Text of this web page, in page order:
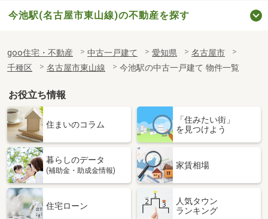
今池駅(名古屋市東山線)の不動産を探す
goo住宅・不動産 中古一戸建て 愛知県
名古屋市
千種区
名古屋市東山線 今池駅の中古一戸建て 物件一覧
お役立ち情報
住まいのコラム
「住みたい街」
を見つけよう
暮らしのデータ
(補助金・助成金情報)
家賃相場
住宅ローン
人気タウン
ランキング